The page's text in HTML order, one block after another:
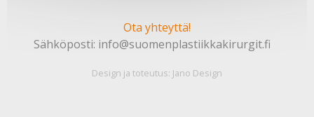
Ota yhteyttä!
Sähköposti: info@suomenplastiikkakirurgit.fi
Design ja toteutus: Jano Design